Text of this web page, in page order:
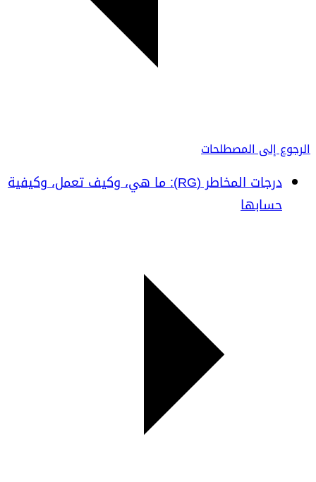
الرجوع إلى المصطلحات
درجات المخاطر (RG): ما هي، وكيف تعمل، وكيفية
حسابها